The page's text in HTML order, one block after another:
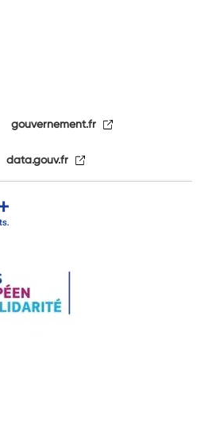
gouvernement.fr
data.gouv.fr